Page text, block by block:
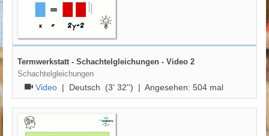
Termwerkstatt - Schachtelgleichungen - Video 2
Schachtelgleichungen
Video| Deutsch (3' 32'') | Angesehen: 504mal